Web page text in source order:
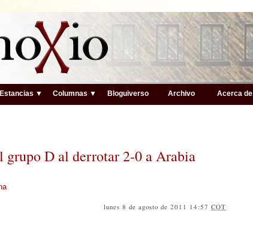
Estancias ▼ Columnas ▼ Bloguiverso Archivo Acerca de
grupo D al derrotar 2-0 a Arabia
lunes 8 de agosto de 2011 14:57COT